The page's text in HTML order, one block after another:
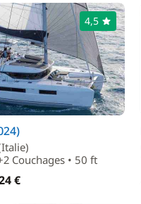
4,5
Couchages • 50 ft
€